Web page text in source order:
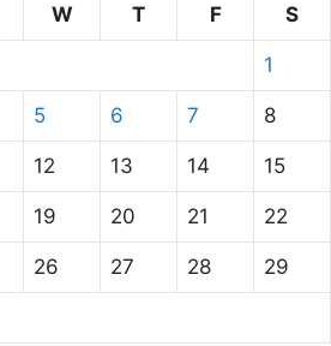
W T F S
1
5 6 7 8
12 13 14 15
19 20 21 22
26 27 28 29